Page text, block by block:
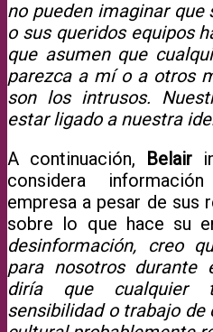
no pueden imaginar que
o sus queridos equipos
que asumen que
parezca a mí o a otros
son los intrusos.
estar ligado a nuestra
A continuación, Belair
considera
empresa a pesar de sus
sobre lo que hace su
desinformación, creo
para nosotros durante
diría que
sensibilidad o trabajo